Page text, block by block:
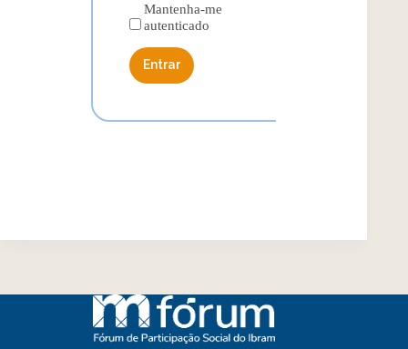
Mantenha-me
autenticado
Entrar